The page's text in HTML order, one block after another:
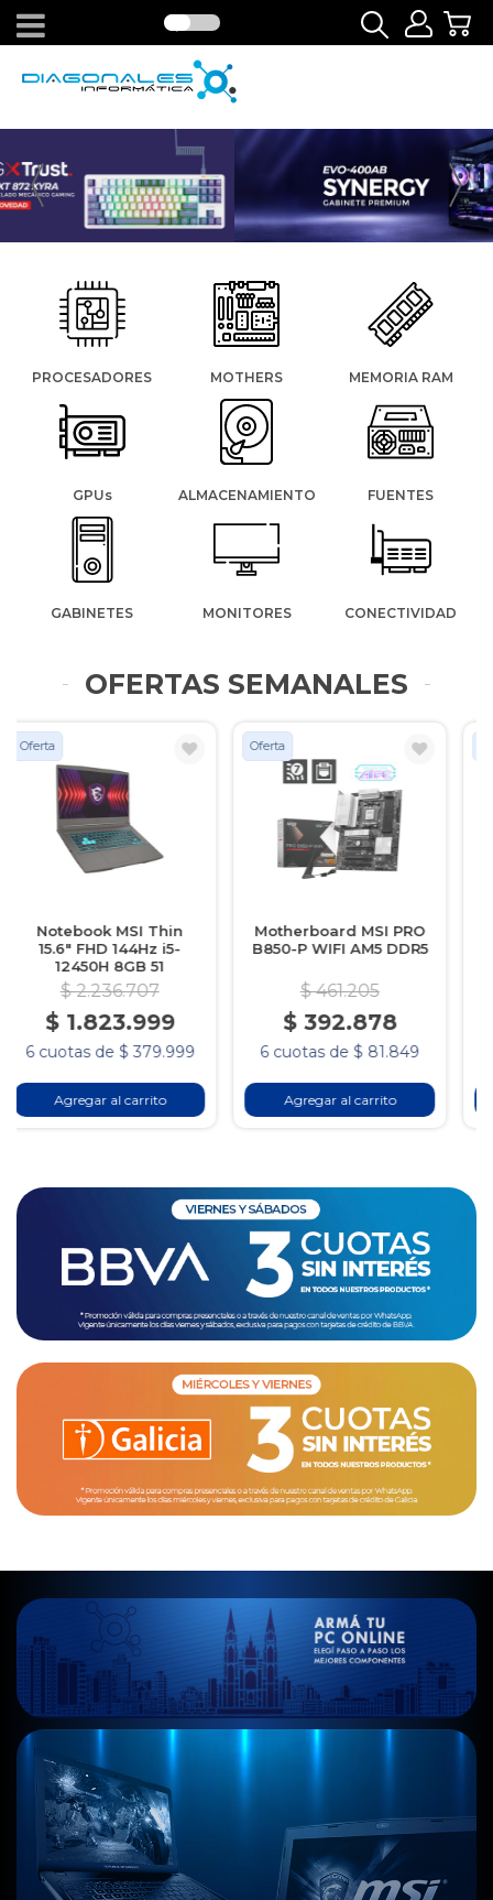
PROCESADORES MOTHERS MEMORIA RAM
GPUs ALMACENAMIENTO FUENTES
GABINETES MONITORES CONECTIVIDAD
OFERTAS SEMANALES
Oferta
Motherboard MSI PRO
B850-P WIFI AM5 DDR5
$ 461.205
$ 392.878
6 cuotas de $ 81.849
Agregar al carrito
Oferta
Mouse X-TECH Lethal
Haze de 6 Botones
$ 26.909
$ 19.932
6 cuotas de $ 4.152
Agregar al carrito